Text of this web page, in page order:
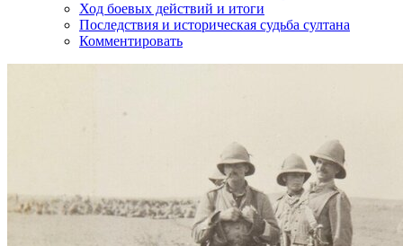
Ход боевых действий и итоги
Последствия и историческая судьба султана
Комментировать